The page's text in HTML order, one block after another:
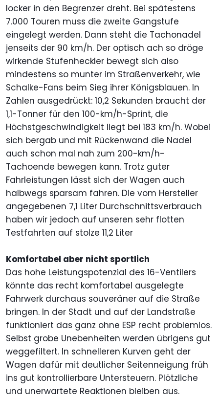
locker in den Begrenzer dreht. Bei spätestens
7.000 Touren muss die zweite Gangstufe
eingelegt werden. Dann steht die Tachonadel
jenseits der 90 km/h. Der optisch ach so dröge
wirkende Stufenheckler bewegt sich also
mindestens so munter im Straßenverkehr, wie
Schalke-Fans beim Sieg ihrer Königsblauen. In
Zahlen ausgedrückt: 10,2 Sekunden braucht der
1,1-Tonner für den 100-km/h-Sprint, die
Höchstgeschwindigkeit liegt bei 183 km/h. Wobei
sich bergab und mit Rückenwand die Nadel
auch schon mal nah zum 200-km/h-
Tachoende bewegen kann. Trotz guter
Fahrleistungen lässt sich der Wagen auch
halbwegs sparsam fahren. Die vom Hersteller
angegebenen 7,1 Liter Durchschnittsverbrauch
haben wir jedoch auf unseren sehr flotten
Testfahrten auf stolze 11,2 Liter
Komfortabel aber nicht sportlich
Das hohe Leistungspotenzial des 16-Ventilers
könnte das recht komfortabel ausgelegte
Fahrwerk durchaus souveräner auf die Straße
bringen. In der Stadt und auf der Landstraße
funktioniert das ganz ohne ESP recht problemlos.
Selbst grobe Unebenheiten werden übrigens gut
weggefiltert. In schnelleren Kurven geht der
Wagen dafür mit deutlicher Seitenneigung früh
ins gut kontrollierbare Untersteuern. Plötzliche
und unerwartete Reaktionen bleiben aus.